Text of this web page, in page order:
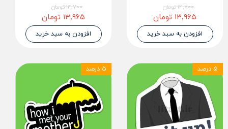
۱۴,۷۰۰ تومان
۱۳,۹۶۵ تومان
افزودن به سبد خرید
۱۴,۷۰۰ تومان
۱۳,۹۶۵ تومان
افزودن به سبد خرید
۵ درصد ۵ درصد